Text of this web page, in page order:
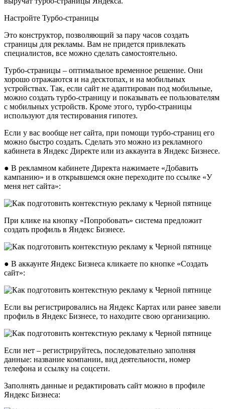
Настройте Турбо-страницы
Это конструктор, позволяющий за пару часов создать
страницы для рекламы. Вам не придется привлекать
специалистов, все можно сделать самостоятельно.
Турбо-страницы – оптимальное временное решение. Они
хорошо отражаются и на десктопах, и на мобильных
устройствах. Так, если сайт не адаптирован под мобильные,
можно создать турбо-страницу и показывать ее пользователям
с мобильных устройств. Кроме этого, турбо-страницы
используют для тестирования гипотез.
Если у вас вообще нет сайта, при помощи турбо-страниц его
можно быстро создать. Сделать это можно из рекламного
кабинета в Яндекс Директе или из аккаунта в Яндекс Бизнесе.
● В рекламном кабинете Директа нажимаете «Добавить
кампанию» и в открывшемся окне переходите по ссылке «У
меня нет сайта»:
При клике на кнопку «Попробовать» система предложит
создать профиль в Яндекс Бизнесе.
● В аккаунте Яндекс Бизнеса кликаете по кнопке «Создать
сайт»:
Если вы регистрировались на Яндекс Картах или ранее завели
профиль в Яндекс Бизнесе, то находите свою организацию.
Если нет – регистрируйтесь, последовательно заполняя
данные: название компании, вид деятельности, номер
телефона и ссылку на соцсети.
Заполнять данные и редактировать сайт можно в профиле
Яндекс Бизнеса: